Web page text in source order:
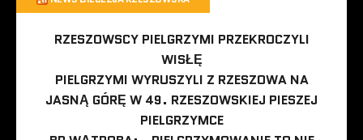
RZESZOWSCY PIELGRZYMI PRZEKROCZYLI
WISŁĘ
PIELGRZYMI WYRUSZYLI Z RZESZOWA NA
JASNĄ GÓRĘ W 49. RZESZOWSKIEJ PIESZEJ
PIELGRZYMCE